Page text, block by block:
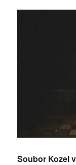
Soubor Kozel